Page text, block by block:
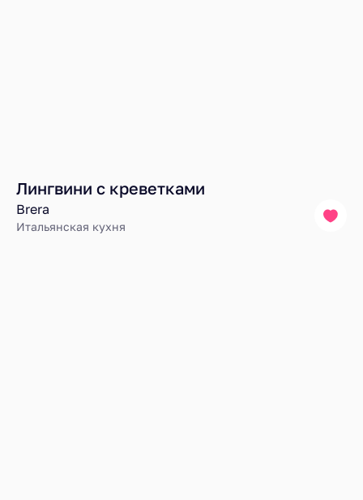
Лингвини с креветками
Brera
Итальянская кухня